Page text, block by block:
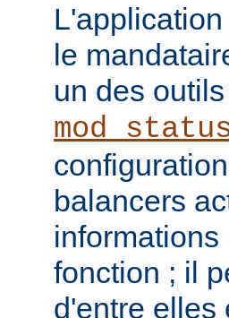
L'application
le
un des
balancers
fonction ; il
d'entre elles